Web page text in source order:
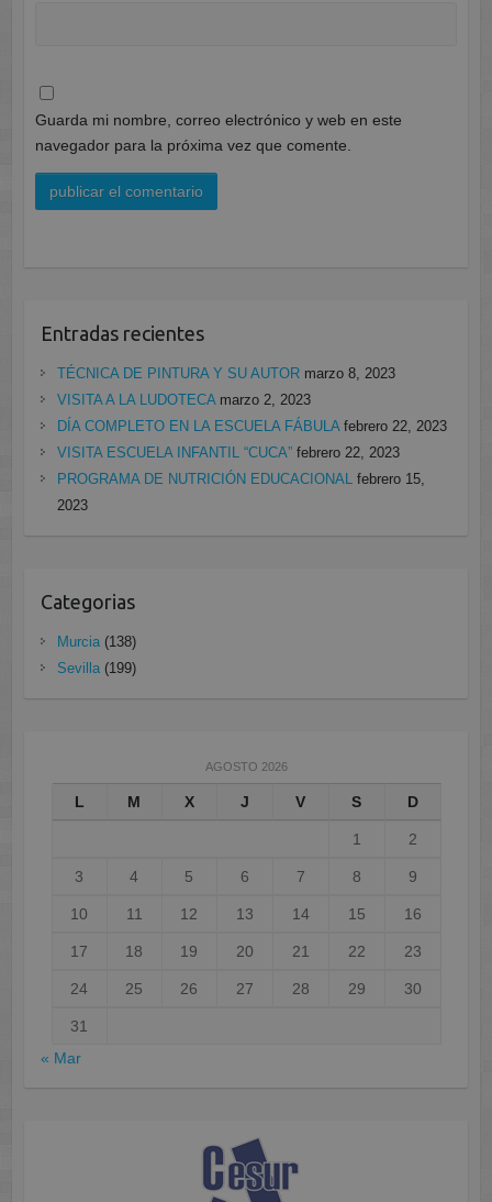
Guarda mi nombre, correo electrónico y web en este
navegador para la próxima vez que comente.
Entradas recientes
TÉCNICA DE PINTURA Y SU AUTOR marzo 8, 2023
VISITA A LA LUDOTECA marzo 2, 2023
DÍA COMPLETO EN LA ESCUELA FÁBULA febrero 22, 2023
VISITA ESCUELA INFANTIL “CUCA” febrero 22, 2023
PROGRAMA DE NUTRICIÓN EDUCACIONAL
febrero 15,
2023
Categorias
Murcia(138)
Sevilla(199)
AGOSTO 2026
L M X J V S D
1 2
3 4 5 6 7 8 9
10 11 12 13 14 15 16
17 18 19 20 21 22 23
24 25 26 27 28 29 30
31
« Mar